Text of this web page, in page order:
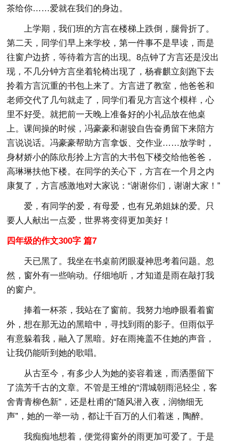
茶给你……爱就在我们的身边。
上学期，我们班的方言在楼梯上跌倒，腿骨折了。
第二天，同学们早上来学校，第一件事不是早读，而是
往窗户边挤，等待着方言的出现。8点钟了方言还是没出
现，不几分钟方言坐着轮椅出现了，杨睿麒立刻跑下去
拎着方言沉重的书包上来了。方言进了教室，他爸爸和
老师交代了几句就走了，同学们看见方言这个模样，心
里不好受。就把前一天晚上准备好的小礼品放在他桌
上。课间操的时候，冯豪豪和谢骏自告奋勇留下来陪方
言说说话。冯豪豪帮助方言拿饭、交作业……放学时，
身材娇小的陈欣彤拎上方言的大书包下楼交给他爸爸，
高琳琳扶他下楼。在同学的关心下，方言在一个月之内
康复了，方言感激地对大家说：“谢谢你们，谢谢大家！”
爱，有同学的爱，有母爱，也有兄弟姐妹的爱。只
要人人献出一点爱，世界将变得更加美好！
四年级的作文300字 篇7
天已黑了。我坐在书桌前闭眼凝神思考着问题。忽
然，窗外有一些响动。仔细地听，才知道是雨在敲打我
的窗户。
捧着一杯茶，我站在了窗前。我努力地睁眼看着窗
外，想在那无边的黑暗中，寻找到雨的影子。但雨似乎
有意躲着我，融入了黑暗。好在雨掩盖不住她的声音，
让我仍能听到她的歌唱。
从古至今，有多少人为她的姿容着迷，而洒墨留下
了流芳千古的文章。不管是王维的“渭城朝雨浥轻尘，客
舍青青柳色新”，还是杜甫的“随风潜入夜，润物细无
声”，她的一举一动，都让千百万的人们着迷，陶醉。
我痴痴地想着，便觉得窗外的雨更加可爱了。于是